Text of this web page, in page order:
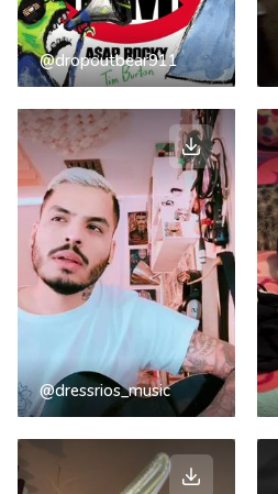
@dropoutbear911
@dressrios_music